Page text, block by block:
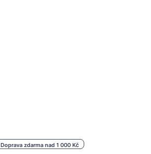
Doprava zdarma nad 1 000 Kč